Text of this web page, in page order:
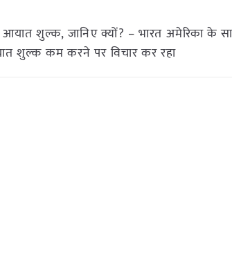
शुल्क, जानिए क्यों? – भारत अमेरिका के
शुल्क कम करने पर विचार कर रहा